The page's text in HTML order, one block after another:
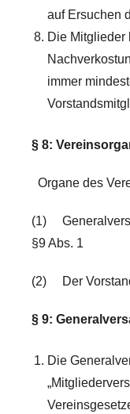
auf Ersuchen
Die Mitglieder
immer
§ 8:
Organe des
(1)
§9 Abs. 1
(2) Der
§ 9:
Die